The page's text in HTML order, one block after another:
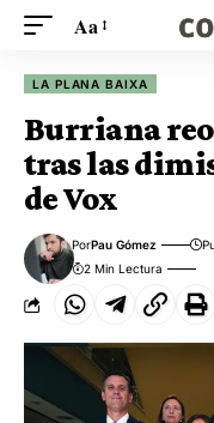
Aa
LA PLANA BAIXA
Burriana
tras las
de Vox
PorPau Gómez
2 Min Lectura